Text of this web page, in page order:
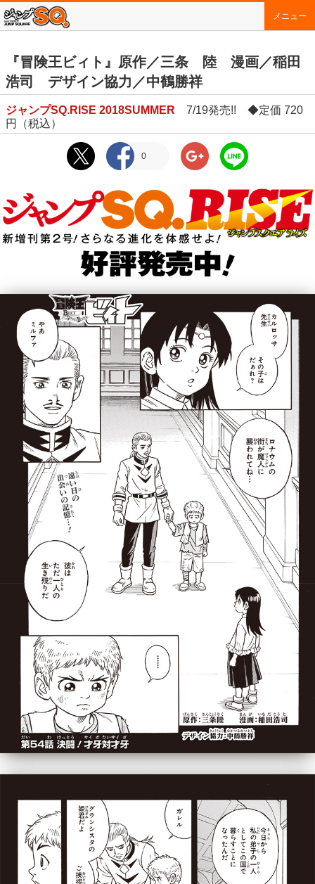
メニュー
『冒険王ビィト』原作／三条 陸 漫画／稲田
浩司 デザイン協力／中鶴勝祥
ジャンプSQ.RISE 2018SUMMER
7/19発売!! ◆定価 720
円（税込）
0